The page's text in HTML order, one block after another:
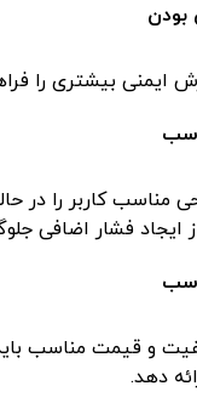
ایمنی بیشتری را
مناسب کاربر را
ایجاد فشار اضافی
و قیمت مناسب
دهد.